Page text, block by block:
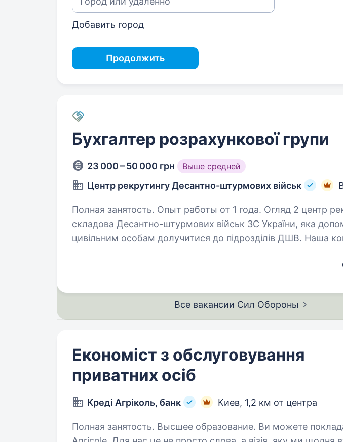
Добавить город
Продолжить
Бухгалтер розрахункової групи
23 000 – 50 000 грн Выше средней
Центр рекрутингу Десантно-штурмових військ
Полная занятость. Опыт работы от 1 года. Огляд 2 центр рекрутингу —
складова Десантно-штурмових військ ЗС України, яка
цивільним особам долучитися до підрозділів ДШВ. Наша
Все вакансии Сил Обороны
Економіст з обслуговування
приватних осіб
Креді Агріколь, банк Киев, 1,2 км от центра
Полная занятость. Высшее образование. Ви можете покладатися на Credit